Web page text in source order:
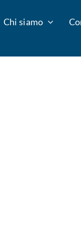
Chi siamo